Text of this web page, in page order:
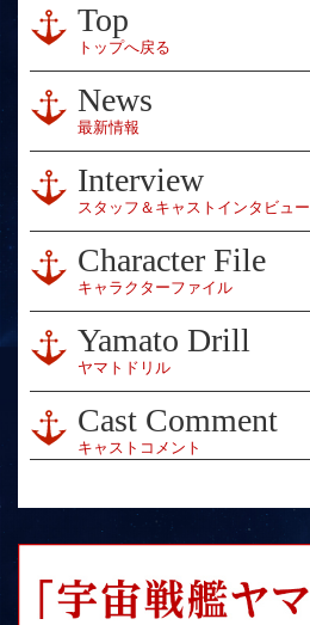
Top
トップへ戻る
News
最新情報
Interview
スタッフ＆キャストインタビュー
Character File
キャラクターファイル
Yamato Drill
ヤマトドリル
Cast Comment
キャストコメント